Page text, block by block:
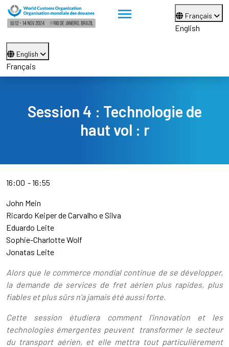
Français
English
English
Français
Session 4 : Technologie de
haut vol : r
16:00 16:55
John Mein
Ricardo Keiper de Carvalho e Silva
Eduardo Leite
Sophie-Charlotte Wolf
Jonatas Leite
Alors que le commerce mondial continue de se développer,
la demande de services de fret aérien plus rapides, plus
fiables et plus sûrs n’a jamais été aussi forte.
Cette session étudiera comment l’innovation et les
technologies émergentes peuvent transformer le secteur
du transport aérien, et elle mettra tout particulièrement